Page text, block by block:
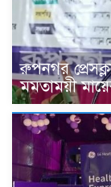
রুপনগর
মমতাময়ী